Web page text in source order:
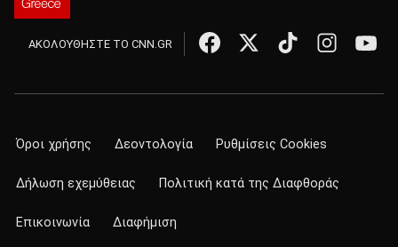
ΑΚΟΛΟΥΘΗΣΤΕ ΤΟ CNN.GR
Όροι χρήσης Δεοντολογία Ρυθμίσεις Cookies
Δήλωση εχεμύθειας Πολιτική κατά της Διαφθοράς
Επικοινωνία Διαφήμιση